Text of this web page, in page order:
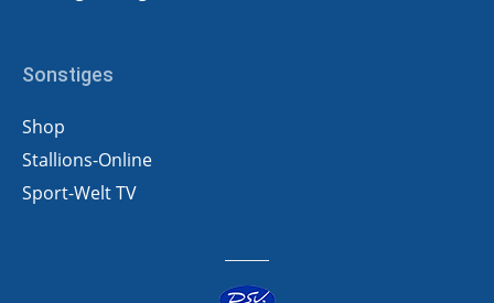
Sonstiges
Shop
Stallions-Online
Sport-Welt TV